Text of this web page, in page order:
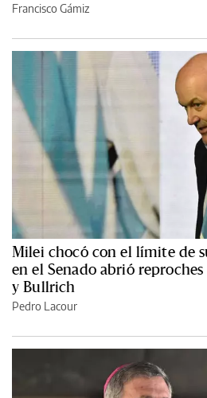
Francisco Gámiz
Milei chocó con el límite de
en el Senado abrió
y Bullrich
Pedro Lacour